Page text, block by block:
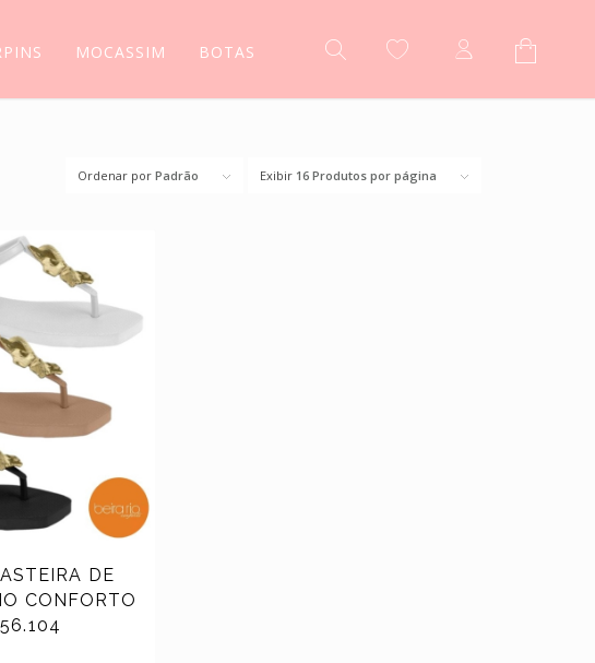
MOCASSIM BOTAS
Ordenar por Padrão Exibir 16 Produtos por página
DE
CONFORTO